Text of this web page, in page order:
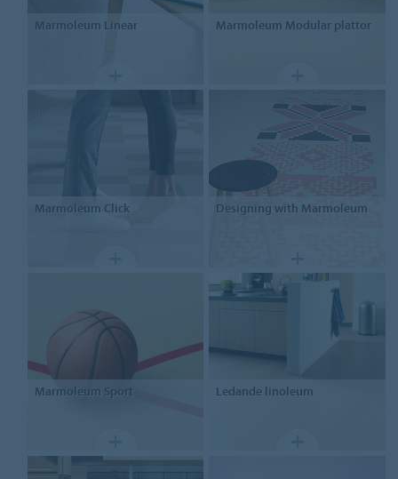
Marmoleum Linear Marmoleum Modular plattor
Marmoleum Click Designing with Marmoleum
Marmoleum Sport Ledande linoleum